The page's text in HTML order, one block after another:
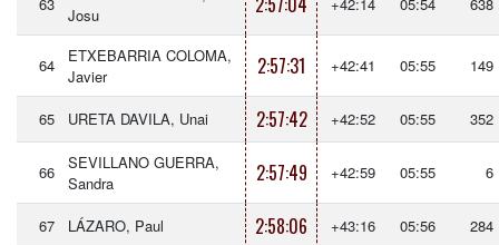
Josu
64
ETXEBARRIA COLOMA,
Javier
2:57:31 +42:41 05:55 149
65 URETA DAVILA, Unai 2:57:42 +42:52 05:55 352
66
SEVILLANO GUERRA,
Sandra
2:57:49 +42:59 05:55 6
67 LÁZARO, Paul 2:58:06 +43:16 05:56 284